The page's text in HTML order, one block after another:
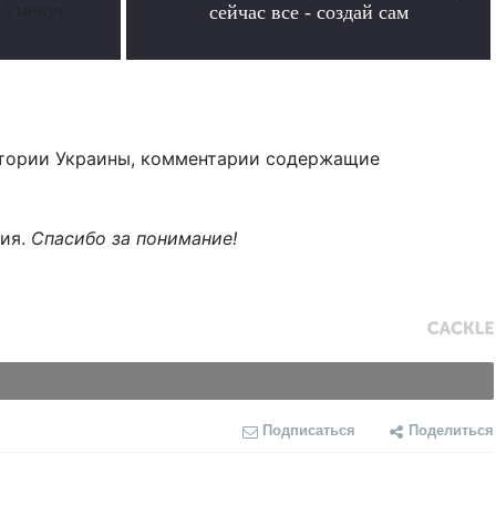
сейчас все - создай сам
Украины, комментарии содержащие
Спасибо за понимание!
Подписаться Поделиться